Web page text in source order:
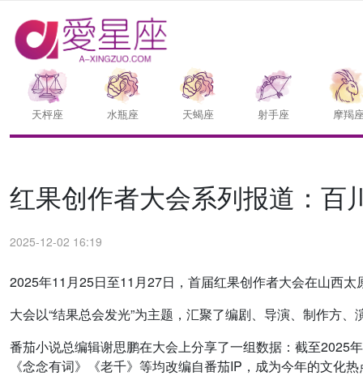
天枰座 水瓶座 天蝎座 射手座 摩羯
红果创作者大会系列报道：百
2025-12-02 16:19
2025年11月25日至11月27日，首届红果创作者大会在山西太
大会以“结果总会发光”为主题，汇聚了编剧、导演、制作方
番茄小说总编辑谢思鹏在大会上分享了一组数据：截至2025
《念念有词》《老千》等均改编⾃番茄IP，成为今年的文化